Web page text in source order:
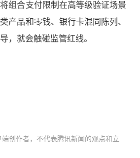
组合支付限制在高等级验证场景
产品和零钱、银行卡混同陈列、
，就会触碰监管红线。
创作者，不代表腾讯新闻的观点和立